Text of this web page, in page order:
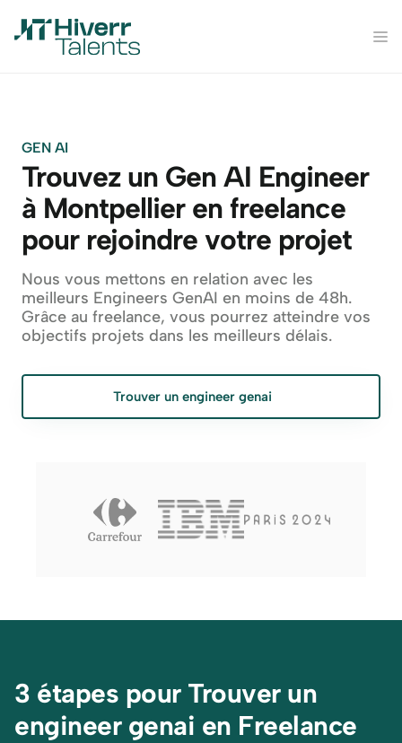
GEN AI
Trouvez un Gen AI Engineer
à Montpellier en freelance
pour rejoindre votre projet
Nous vous mettons en relation avec les
meilleurs Engineers GenAI en moins de 48h.
Grâce au freelance, vous pourrez atteindre vos
objectifs projets dans les meilleurs délais.
Trouver un engineer genai
3 étapes pour Trouver un
engineer genai en Freelance